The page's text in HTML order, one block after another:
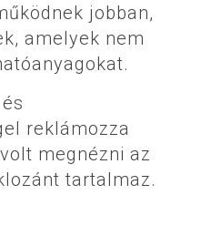
jobban,
amelyek nem
reklámozza
megnézni az
tartalmaz.